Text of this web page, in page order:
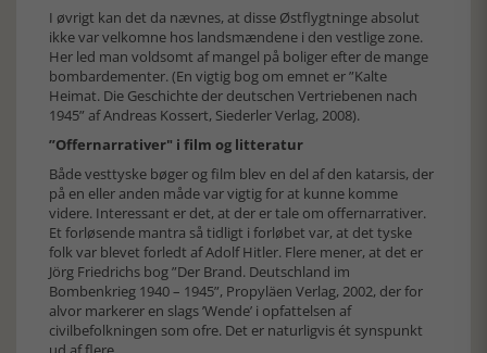
I øvrigt kan det da nævnes, at disse Østflygtninge absolut
ikke var velkomne hos landsmændene i den vestlige zone.
Her led man voldsomt af mangel på boliger efter de mange
bombardementer. (En vigtig bog om emnet er ”Kalte
Heimat. Die Geschichte der deutschen Vertriebenen nach
1945” af Andreas Kossert, Siederler Verlag, 2008).
”Offernarrativer" i film og litteratur
Både vesttyske bøger og film blev en del af den katarsis, der
på en eller anden måde var vigtig for at kunne komme
videre. Interessant er det, at der er tale om offernarrativer.
Et forløsende mantra så tidligt i forløbet var, at det tyske
folk var blevet forledt af Adolf Hitler. Flere mener, at det er
Jörg Friedrichs bog ”Der Brand. Deutschland im
Bombenkrieg 1940 – 1945”, Propyläen Verlag, 2002, der for
alvor markerer en slags ’Wende’ i opfattelsen af
civilbefolkningen som ofre. Det er naturligvis ét synspunkt